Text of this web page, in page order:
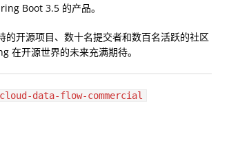
Boot 3.5 的产品。
开源项目、数十名提交者和数百名活跃的社区
在开源世界的未来充满期待。
data-flow-commercial